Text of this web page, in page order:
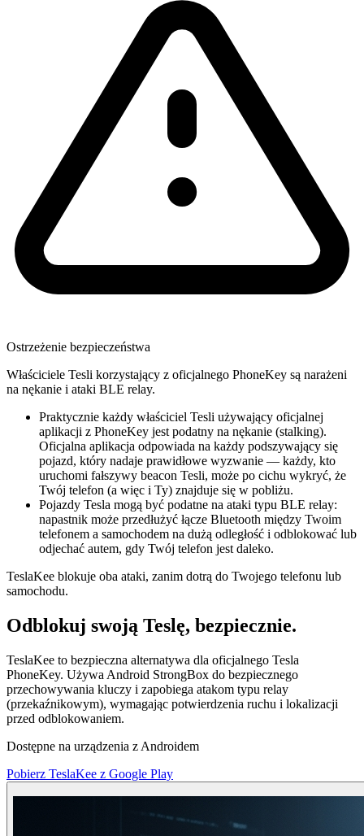
Ostrzeżenie bezpieczeństwa
Właściciele Tesli korzystający z oficjalnego PhoneKey są narażeni
na nękanie i ataki BLE relay.
Praktycznie każdy właściciel Tesli używający oficjalnej
aplikacji z PhoneKey jest podatny na nękanie (stalking).
Oficjalna aplikacja odpowiada na każdy podszywający się
pojazd, który nadaje prawidłowe wyzwanie — każdy, kto
uruchomi fałszywy beacon Tesli, może po cichu wykryć, że
Twój telefon (a więc i Ty) znajduje się w pobliżu.
Pojazdy Tesla mogą być podatne na ataki typu BLE relay:
napastnik może przedłużyć łącze Bluetooth między Twoim
telefonem a samochodem na dużą odległość i odblokować lub
odjechać autem, gdy Twój telefon jest daleko.
TeslaKee blokuje oba ataki, zanim dotrą do Twojego telefonu lub
samochodu.
Odblokuj swoją Teslę, bezpiecznie.
TeslaKee to bezpieczna alternatywa dla oficjalnego Tesla
PhoneKey. Używa Android StrongBox do bezpiecznego
przechowywania kluczy i zapobiega atakom typu relay
(przekaźnikowym), wymagając potwierdzenia ruchu i lokalizacji
przed odblokowaniem.
Dostępne na urządzenia z Androidem
Pobierz TeslaKee z Google Play